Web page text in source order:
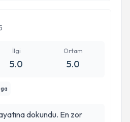
İlgi
5.0
Ortam
5.0
dokundu. En zor